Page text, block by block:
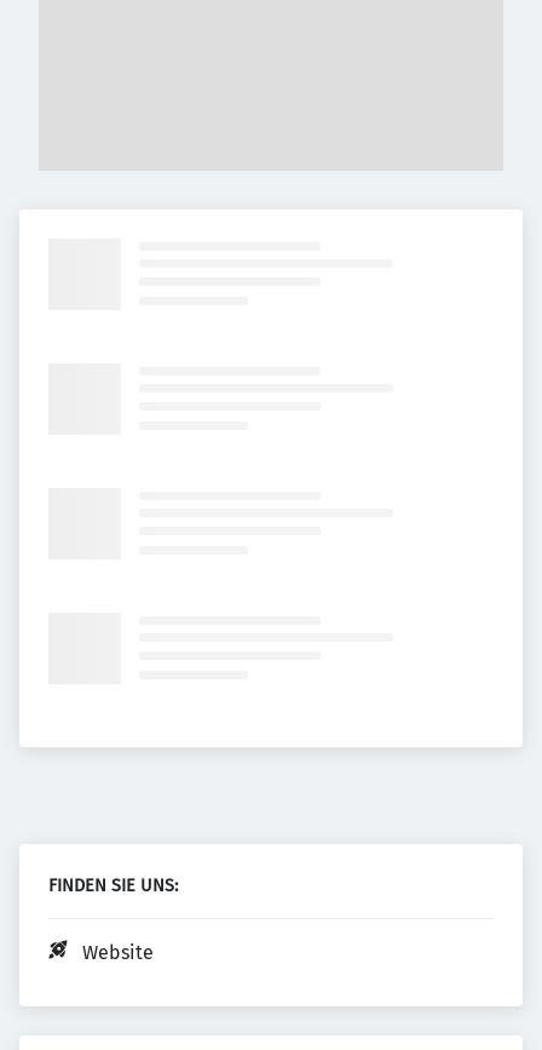
FINDEN SIE UNS:
Website